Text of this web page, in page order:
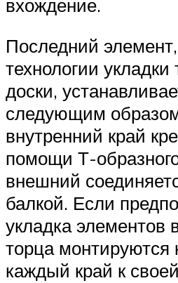
вхождение.
Последний
технологии укладки
доски,
следующим
внутренний край
помощи Т-
внешний
балкой. Если
укладка элементов
торца монтируются
каждый край к